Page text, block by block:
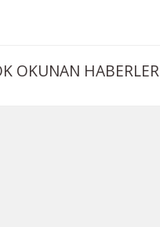
OKUNAN HABERLER